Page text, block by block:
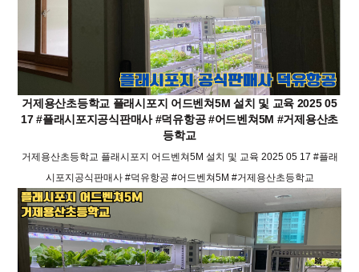
거제용산초등학교 플래시포지 어드벤쳐5M 설치 및 교육 2025 05
17 #플래시포지공식판매사 #덕유항공 #어드벤쳐5M #거제용산초
등학교
거제용산초등학교 플래시포지 어드벤쳐5M 설치 및 교육 2025 05 17 #플래
시포지공식판매사 #덕유항공 #어드벤쳐5M #거제용산초등학교